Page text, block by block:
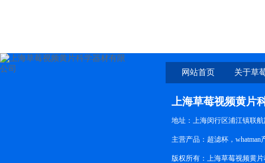
网站首页 关于草
上海草莓视频黄片
地址：上海闵行区浦江镇联
主营产品：超滤杯，whatman
版权所有：上海草莓视频黄片